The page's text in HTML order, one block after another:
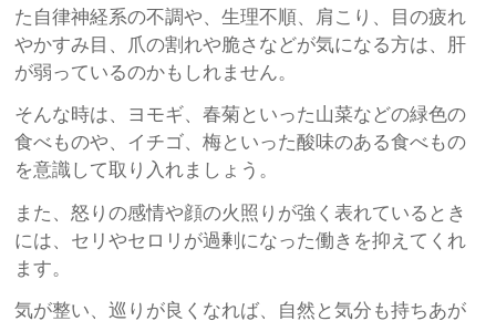
た自律神経系の不調や、生理不順、肩こり、目の疲れ
やかすみ目、爪の割れや脆さなどが気になる方は、肝
が弱っているのかもしれません。
そんな時は、ヨモギ、春菊といった山菜などの緑色の
食べものや、イチゴ、梅といった酸味のある食べもの
を意識して取り入れましょう。
また、怒りの感情や顔の火照りが強く表れているとき
には、セリやセロリが過剰になった働きを抑えてくれ
ます。
気が整い、巡りが良くなれば、自然と気分も持ちあが